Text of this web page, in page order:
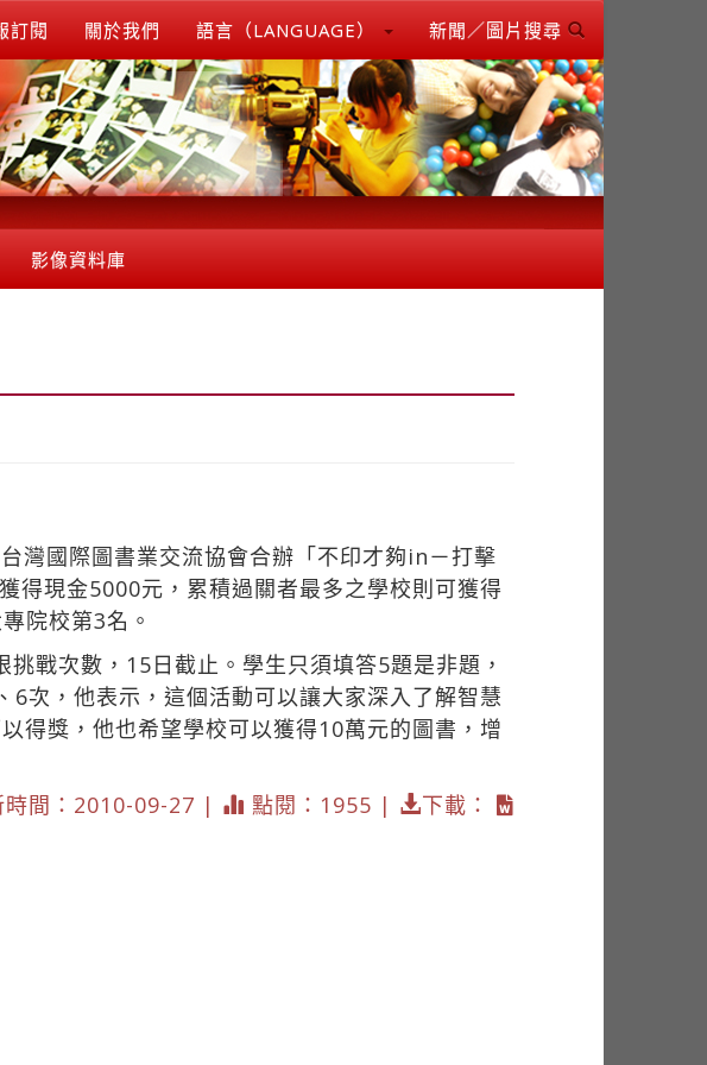
訂閱 關於我們 語言（LANGUAGE） 新聞／圖片搜尋
影像資料庫
灣國際圖書業交流協會合辦「不印才夠in－打擊
得現金5000元，累積過關者最多之學校則可獲得
院校第3名。
次數，15日截止。學生只須填答5題是非題，
次，他表示，這個活動可以讓大家深入了解智慧
得獎，他也希望學校可以獲得10萬元的圖書，增
時間：2010-09-27 | 點閱：1955 | 下載：